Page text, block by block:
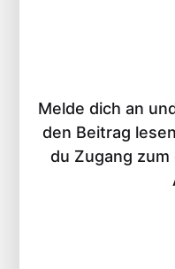
Melde dich an
den Beitrag
du Zugang